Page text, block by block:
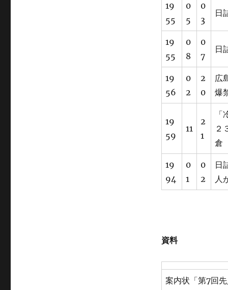
19
55
0
5
0
3
日
19
55
0
8
0
7
日
19
56
0
2
2
0
広
爆
19
59
11
2
1
２
倉
19
94
0
1
0
2
日
人
資料
案内状「第7回